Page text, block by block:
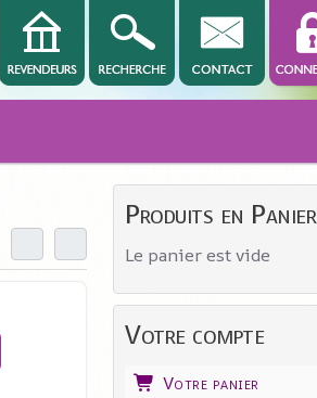
Produits en Panier
Le panier est vide
Votre compte
Votre panier